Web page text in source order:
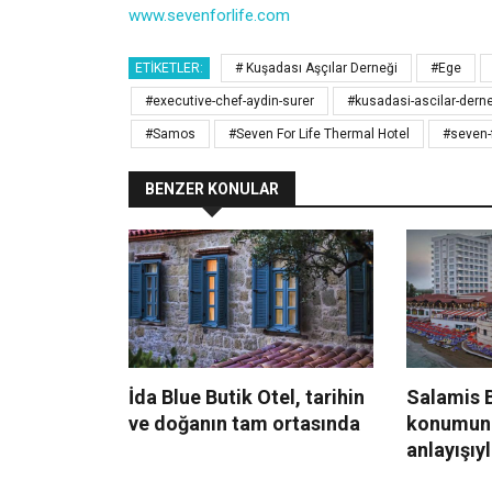
www.sevenforlife.com
ETIKETLER: # Kuşadası Aşçılar Derneği #Ege
#executive-chef-aydin-surer #kusadasi-ascilar-
#Samos #Seven For Life Thermal Hotel
BENZER KONULAR
İda Blue Butik Otel, tarihin
ve doğanın tam ortasında
Salamis